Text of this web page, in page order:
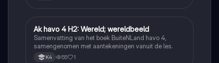
Aardrijkskunde
Ak havo 4 H2: Wereld; wereldbeeld
Samenvatting van het boek BuiteNLand havo 4,
samengenomen met aantekeningen vanuit de les.
K4 55 1